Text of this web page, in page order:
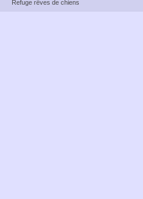
Refuge rêves de chiens